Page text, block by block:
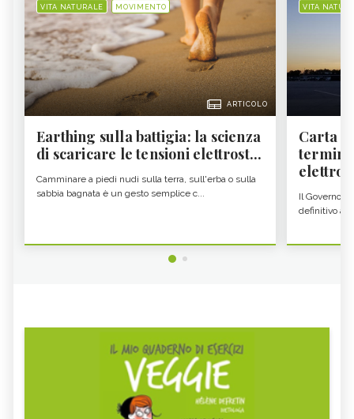
VITA NATURALE MOVIMENTO
ARTICOLO
Earthing sulla battigia: la scienza
di scaricare le tensioni elettrost...
Camminare a piedi nudi sulla terra, sull'erba o sulla
sabbia bagnata è un gesto semplice c...
VITA
Carta
Il Governo
definitivo